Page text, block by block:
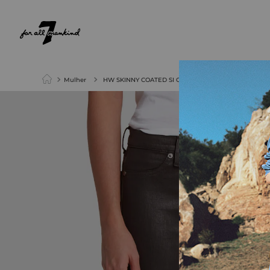
Mulher HW SKINNY COATED SI CHICORY COFFEE